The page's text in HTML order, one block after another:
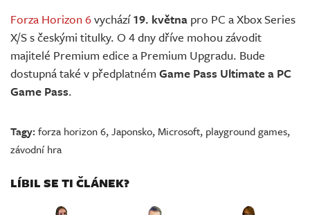
Forza Horizon 6vychází19. května pro PC a Xbox Series
X/S s českými titulky. O 4 dny dříve mohou závodit
majitelé Premium edice a Premium Upgradu. Bude
dostupná také v předplatném Game Pass Ultimate a PC
Game Pass.
Tagy:forza horizon 6,Japonsko, Microsoft, playground games,
závodní hra
LÍBIL SE TI ČLÁNEK?